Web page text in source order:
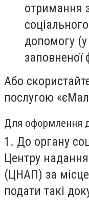
отримання
допомогу
Або
послугою
Для оформлення
1. До органу
Центру
(ЦНАП) за
подати такі